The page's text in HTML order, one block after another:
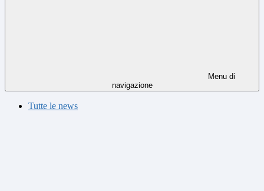
Menu di
navigazione
Tutte le news